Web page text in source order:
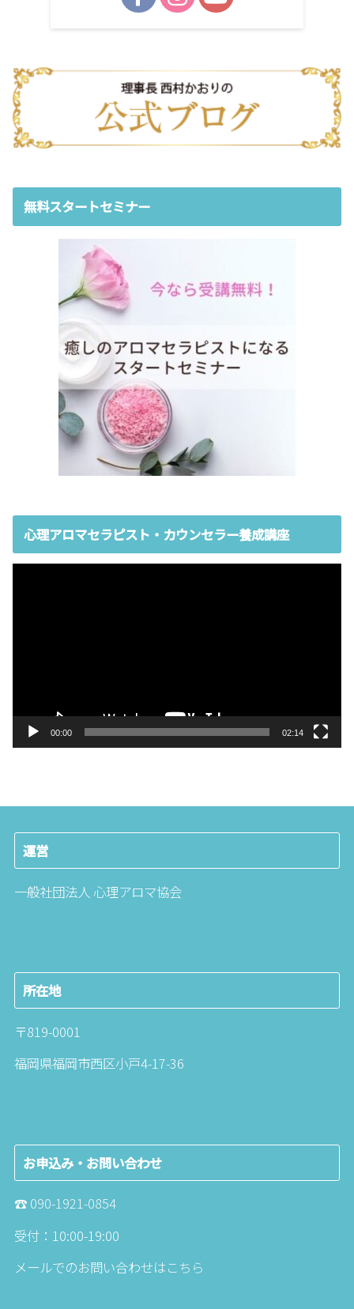
無料スタートセミナー
心理アロマセラピスト・カウンセラー養成講座
00:00 02:14
運営
一般社団法人 心理アロマ協会
所在地
〒819-0001
福岡県福岡市西区小戸4-17-36
お申込み・お問い合わせ
☎︎ 090-1921-0854
受付：10:00-19:00
メールでのお問い合わせはこちら